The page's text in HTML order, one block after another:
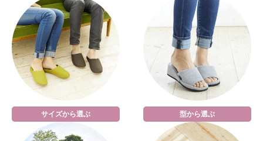
サイズから選ぶ 型から選ぶ